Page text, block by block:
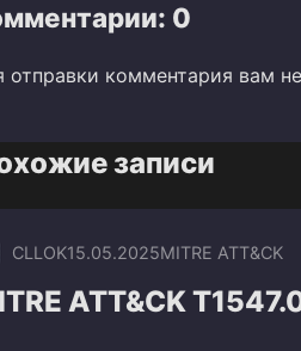
0
отправки комментария вам
записи
CLLOK15.05.2025MITRE ATT&CK
ATT&CK